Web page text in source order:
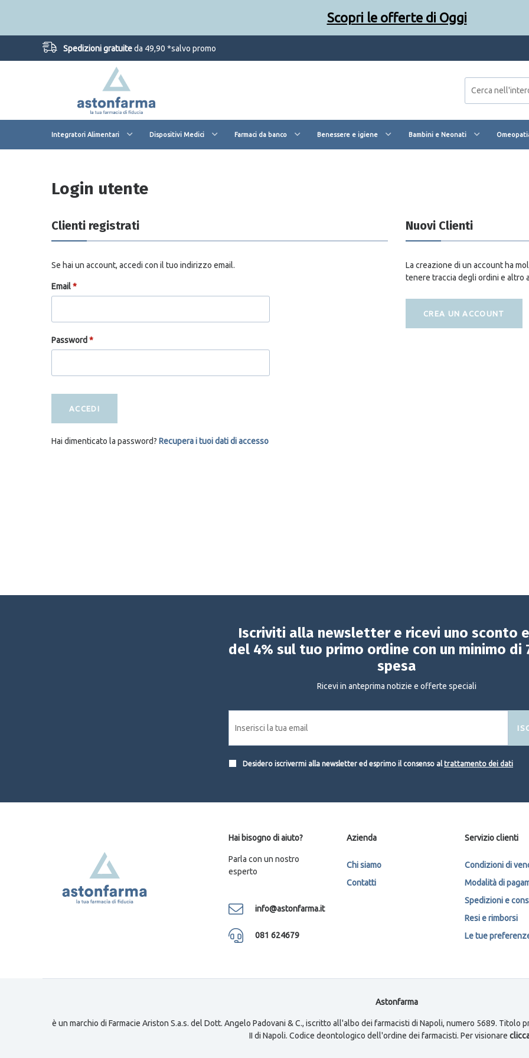
Spedizioni gratuiteda 49,90 *salvo promo
Integratori Alimentari Dispositivi Medici Farmaci da banco Benessere e igiene Bambini e Neonati
Login utente
Clienti registrati
Se hai un account, accedi con il tuo indirizzo email.
Email*
Password *
ACCEDI
Hai dimenticato la password? Recupera i tuoi dati di accesso
Nuovi Clienti
La creazione di un account ha
tenere traccia degli ordini e altro
CREA UN ACCOUNT
Iscriviti alla newsletter e ricevi uno sconto
del 4% sul tuo primo ordine con un minimo di
spesa
Ricevi in anteprima notizie e offerte speciali
Desidero iscrivermi alla newsletter ed esprimo il consenso altrattamento dei dati
Hai bisogno di aiuto?
Parla con un nostro
esperto
info@astonfarma.it
081 624679
Azienda
Chi siamo
Contatti
Servizio clienti
Condizioni di
Modalità di
Spedizioni e
Resi e rimborsi
Le tue
Astonfarma
è un marchio di Farmacie Ariston S.a.s. del Dott. Angelo Padovani & C., iscritto all'albo dei farmacisti di Napoli, numero 5689. Titolo
II di Napoli. Codice deontologico dell'ordine dei farmacisti. Per visionare
Scopri le offerte di Oggi